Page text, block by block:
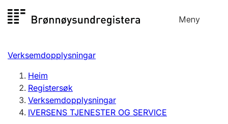
til
Meny
Registersøk
Aksjeselskap
Enkeltpersonføretak
Registrere, endre, slette
Verksemdopplysningar
Heim
Registersøk
Verksemdopplysningar
IVERSENS TJENESTER OG SERVICE